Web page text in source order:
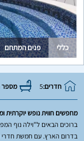
כללי פנים המתחם
חדרים:5 מספר
מחפשים חווית נופש יוקרתית
ברוכים הבאים ל"וילה נוף
בדרום הארץ. עם חמשת חדרי